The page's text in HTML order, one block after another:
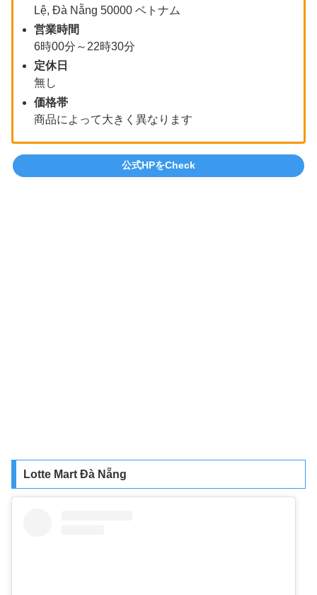
Lệ, Đà Nẵng 50000 ベトナム
営業時間
6時00分～22時30分
定休日
無し
価格帯
商品によって大きく異なります
公式HPをCheck
Lotte Mart Đà Nẵng